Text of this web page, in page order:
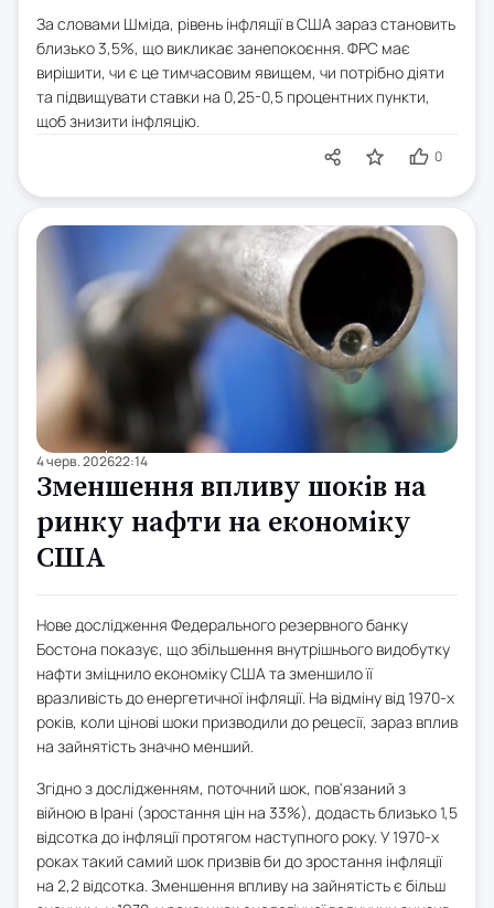
За словами Шміда, рівень інфляції в США зараз становить
близько 3,5%, що викликає занепокоєння. ФРС має
вирішити, чи є це тимчасовим явищем, чи потрібно діяти
та підвищувати ставки на 0,25-0,5 процентних пункти,
щоб знизити інфляцію.
0
4 черв. 202622:14
Зменшення впливу шоків на
ринку нафти на економіку
США
Нове дослідження Федерального резервного банку
Бостона показує, що збільшення внутрішнього видобутку
нафти зміцнило економіку США та зменшило її
вразливість до енергетичної інфляції. На відміну від 1970-х
років, коли цінові шоки призводили до рецесії, зараз вплив
на зайнятість значно менший.
Згідно з дослідженням, поточний шок, пов'язаний з
війною в Ірані (зростання цін на 33%), додасть близько 1,5
відсотка до інфляції протягом наступного року. У 1970-х
роках такий самий шок призвів би до зростання інфляції
на 2,2 відсотка. Зменшення впливу на зайнятість є більш